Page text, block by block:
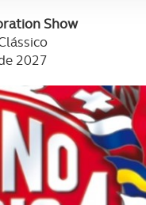
internacionais de
e quando tal
dos serviços a prestar.
tipo de Cookies e
de navegação no
Show
2027